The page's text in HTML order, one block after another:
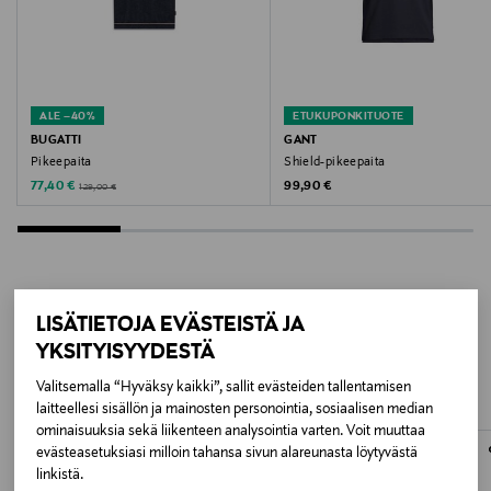
LISÄTIETOJA EVÄSTEISTÄ JA
YKSITYISYYDESTÄ
Valitsemalla “Hyväksy kaikki”, sallit evästeiden tallentamisen
laitteellesi sisällön ja mainosten personointia, sosiaalisen median
ominaisuuksia sekä liikenteen analysointia varten. Voit muuttaa
evästeasetuksiasi milloin tahansa sivun alareunasta löytyvästä
linkistä.
Valmistajan tuotenumero
EM005842
Valmistaja
Valmistajan osoite
VIA BORGONUOVO 11, MILANO, 20121, ITALY
Digitaalinen osoite
https://www.armani.com/en-fi/help/contact-
us/contact-form/
ALE –40%
BUGATTI
Pikeepaita
Discounted Price
77,40 € Original Price
129,00 €
ETUKUPONKITUOTE
GANT
Shield-pikeepaita
Original Price
99,90 €
LISÄÄ KIINNOSTAVIA
TUOTTEITA